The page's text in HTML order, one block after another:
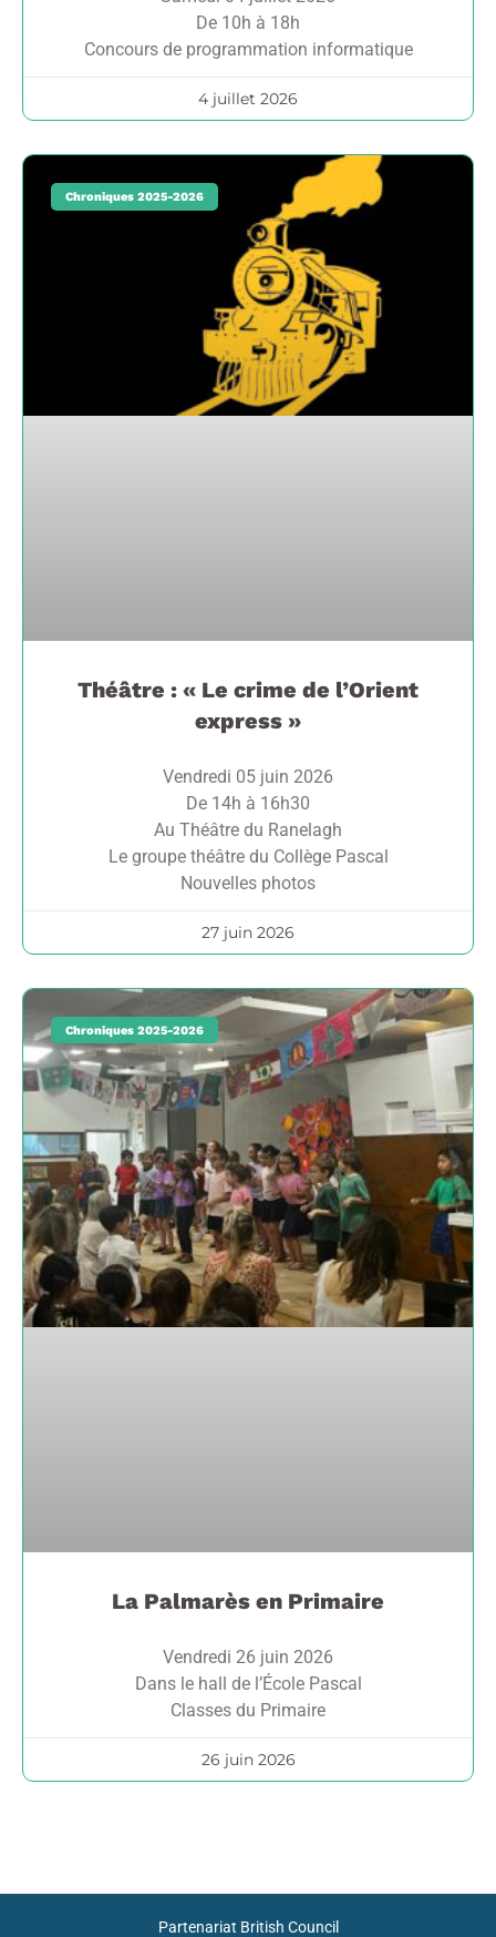
De 10h à 18h
Concours de programmation informatique
4 juillet 2026
Chroniques 2025-2026
Théâtre : « Le crime de l’Orient
express »
Vendredi 05 juin 2026
De 14h à 16h30
Au Théâtre du Ranelagh
Le groupe théâtre du Collège Pascal
Nouvelles photos
27 juin 2026
Chroniques 2025-2026
La Palmarès en Primaire
Vendredi 26 juin 2026
Dans le hall de l’École Pascal
Classes du Primaire
26 juin 2026
Partenariat British Council